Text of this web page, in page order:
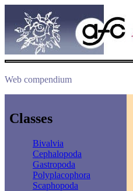
Web compendium
Classes
Bivalvia
Cephalopoda
Gastropoda
Polyplacophora
Scaphopoda